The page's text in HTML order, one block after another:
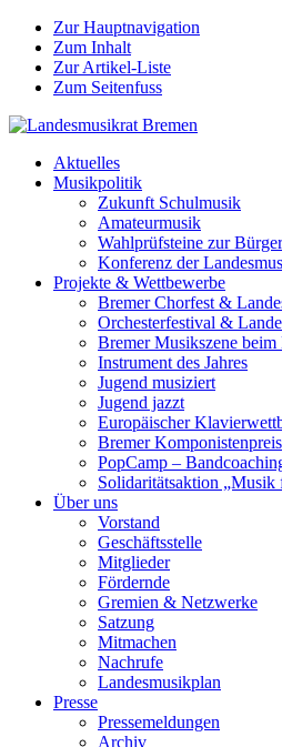
Zur Hauptnavigation
Zum Inhalt
Zur Artikel-Liste
Zum Seitenfuss
Aktuelles
Musikpolitik
Zukunft Schulmusik
Amateurmusik
Wahlprüfsteine zur
Konferenz der
Projekte & Wettbewerbe
Bremer Chorfest &
Orchesterfestival &
Bremer Musikszene
Instrument des Jahres
Jugend musiziert
Jugend jazzt
Europäischer
Bremer Komponistenpreis
PopCamp –
Solidaritätsaktion „Musik
Über uns
Vorstand
Geschäftsstelle
Mitglieder
Fördernde
Gremien & Netzwerke
Satzung
Mitmachen
Nachrufe
Landesmusikplan
Presse
Pressemeldungen
Archiv